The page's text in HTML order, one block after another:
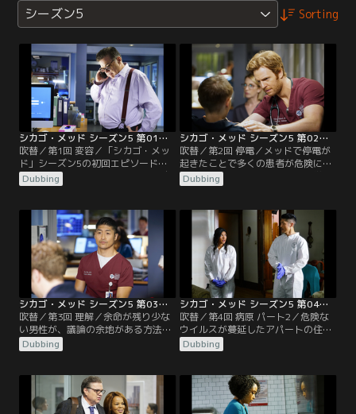
シーズン5 Sorting
シカゴ・メッド シーズン5 第01話／吹替
吹替／第1回 変容／「シカゴ・メッ
ド」シーズン5の初回エピソードで
は、ウィルとナタリーが恐ろしい自
動車事故の後遺症に直面し、命がけ
ーズ医師の父親コーネリアス・ロー
ズの死についての調査が始まる。マ
ギーは生活が一変する知らせを受け
取る。チャールズ医師は新婚旅行を
途中で切り上げ、統合失調症の疑い
がある若い患者を担当する。
Dubbing
シカゴ・メッド シーズン5 第02話／吹替
吹替／第2回 停電／メッドで停電が
起きたことで多くの患者が危険に晒
され、スタッフたちと熱心な医学生
の腕が試される。ナタリーは頭部外
プリルは、自分たちの将来の計画に
ついて考える。
Dubbing
シカゴ・メッド シーズン5 第03話／吹替
吹替／第3回 理解／余命が残り少な
い男性が、議論の余地がある方法で
寿命を守ろうとし、チョイ医師とチ
ャールズ医師は難しい決断を迫られ
ありの患者への対応をめぐって衝突
し、ウィルはナタリーの判断能力に
疑問を呈す。シャロンが、マギーに
Dubbing
シカゴ・メッド シーズン5 第04話／吹替
吹替／第4回 病原 パート2／危険な
ウイルスが蔓延したアパートの住民
全員が隔離される。シカゴ警察はバ
イオテロ事件の手がかりを追い、ウ
る。
Dubbing